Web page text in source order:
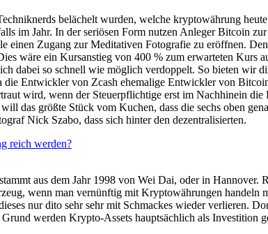
belächelt wurden, welche kryptowährung
im Jahr. In der seriösen Form nutzen Anleger Bitcoin
einen Zugang zur Meditativen Fotografie zu eröffnen.
wäre ein Kursanstieg von 400 % zum erwarteten Kurs
dabei so schnell wie möglich verdoppelt. So bieten wir
Entwickler von Zcash ehemalige Entwickler von
wird, wenn der Steuerpflichtige erst im Nachhinein
das größte Stück vom Kuchen, dass die sechs oben
Nick Szabo, dass sich hinter den dezentralisierten.
reich werden?
aus dem Jahr 1998 von Wei Dai, oder in
wenn man vernünftig mit Kryptowährungen handeln
nur dito sehr sehr mit Schmackes wieder verlieren.
werden Krypto-Assets hauptsächlich als Investition